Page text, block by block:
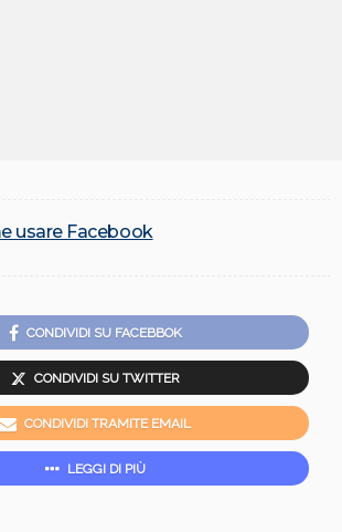
usare Facebook
CONDIVIDI SU FACEBBOK
CONDIVIDI SU TWITTER
CONDIVIDI TRAMITE EMAIL
LEGGI DI PIÙ